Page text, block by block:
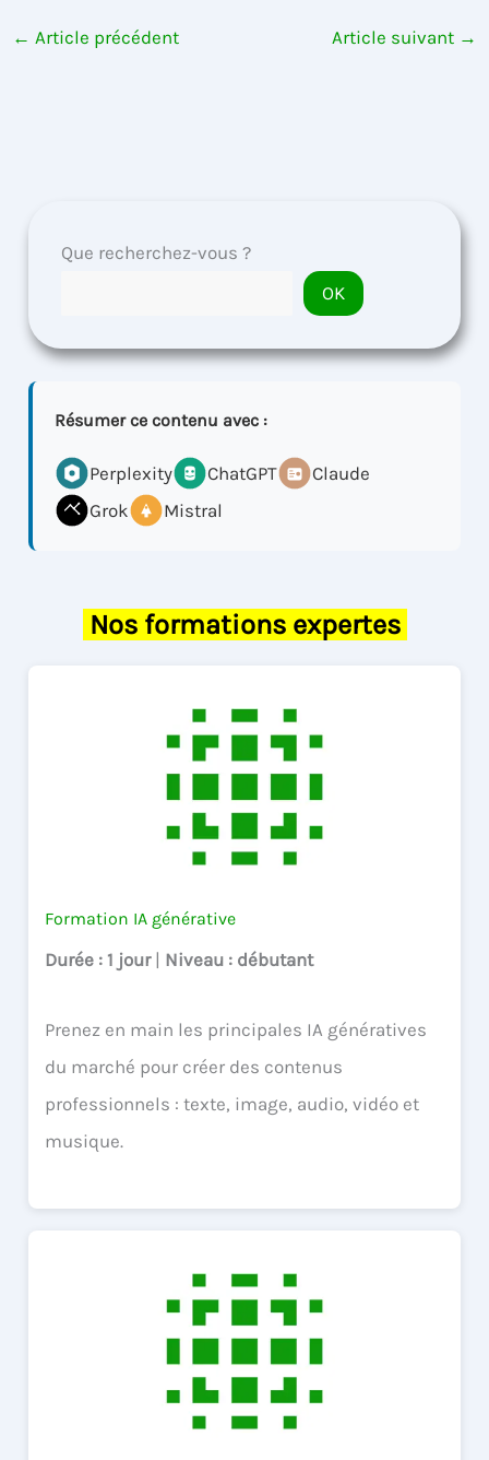
← Article précédent Article suivant →
Que recherchez-vous ?
OK
Résumer ce contenu avec :
Perplexity ChatGPT
Claude
Grok
Mistral
Nos formations expertes
Formation IA générative
Durée : 1 jour | Niveau : débutant
Prenez en main les principales IA génératives
du marché pour créer des contenus
professionnels : texte, image, audio, vidéo et
musique.